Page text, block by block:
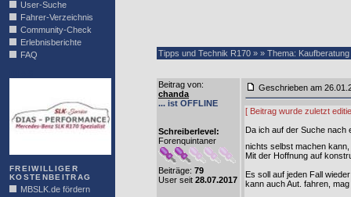
User-Suche
Fahrer-Verzeichnis
Community-Check
Erlebnisberichte
FAQ
FREIWILLIGER
KOSTENBEITRAG
MBSLK.de fördern
Tipps und Technik R170 » » Thema:
Beitrag von:
chanda
... ist OFFLINE
Schreiberlevel:
Forenquintaner
Beiträge: 79
User seit 28.07.2017
Geschrieben am
[ Beitrag wurde zuletzt
Da ich auf der Suche nach
nichts selbst machen
Mit der Hoffnung auf
Es soll auf jeden Fall
kann auch Aut. fahren,